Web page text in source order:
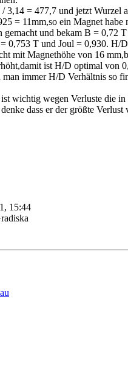
= 477,7 und jetzt Wurzel
= 11mm,so ein Magnet habe
gemacht und bekam B = 0,72
0,753 T und Joul = 0,930. H/
mit Magnethöhe von 16
ist H/D optimal von
immer H/D Verhältnis so
wichtig wegen Verluste die
dass er der größte Verlust
15:44